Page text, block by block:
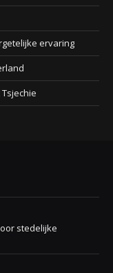
ervaring
stedelijke